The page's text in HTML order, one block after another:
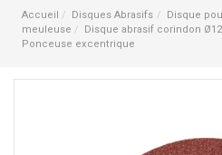
Accueil Disques Abrasifs
Disque
meuleuse
Disque abrasif corindon
Ponceuse excentrique